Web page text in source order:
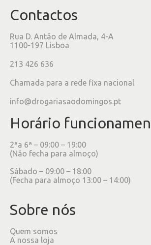
Contactos
Rua D. Antão de Almada, 4-A
1100-197 Lisboa
213 426 636
Chamada para a rede fixa nacional
info@drogariasaodomingos.pt
Horário
2ªa 6ª – 09:00 – 19:00
(Não fecha para almoço)
Sábado – 09:00 – 18:00
(Fecha para almoço 13:00 – 14:00)
Sobre nós
Quem somos
A nossa loja